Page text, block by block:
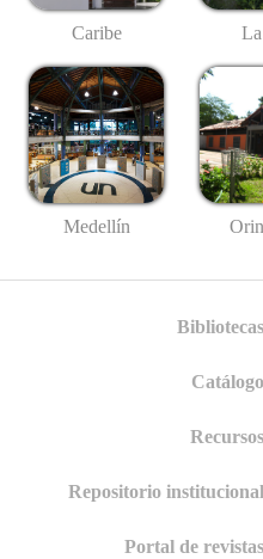
Caribe
Medellín
Bibliotecas
Catálogo
Recursos
Repositorio institucional
Portal de revistas